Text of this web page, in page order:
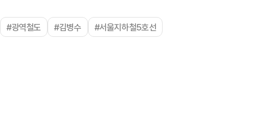
#광역철도 #김병수 #서울지하철5호선